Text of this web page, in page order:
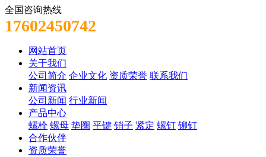
全国咨询热线
17602450742
网站首页
关于我们
公司简介 企业文化 资质荣誉 联系我们
新闻资讯
公司新闻 行业新闻
产品中心
螺栓 螺母 垫圈 平键 销子 紧定 螺钉 铆钉
合作伙伴
资质荣誉